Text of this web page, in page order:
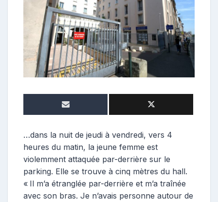
t
r
i
b
u
r
i
e
…dans la nuit de jeudi à vendredi, vers 4
heures du matin, la jeune femme est
violemment attaquée par-derrière sur le
parking. Elle se trouve à cinq mètres du hall.
« Il m’a étranglée par-derrière et m’a traînée
avec son bras. Je n’avais personne autour de